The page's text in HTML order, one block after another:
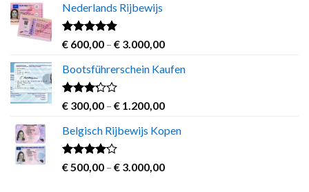
€ 250,00
€ 700,00
Nederlands Rijbewijs
Rated4.60
out of 5
€ 600,00 – € 3.000,00Price
€ 600,00
€ 3.000,00
Bootsführerschein Kaufen
Rated
out of
5
€ 300,00 – € 1.200,00Price
€ 300,00
€ 1.200,00
Belgisch Rijbewijs Kopen
Rated
out
€500,00 – € 3.000,00Price